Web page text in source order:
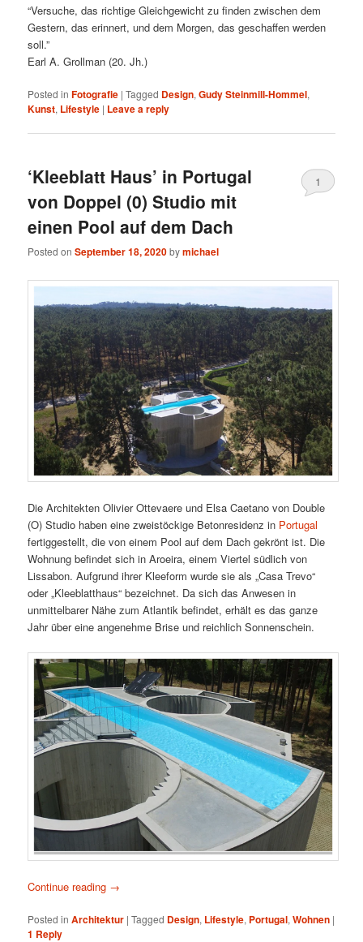
“Versuche, das richtige Gleichgewicht zu finden zwischen dem
Gestern, das erinnert, und dem Morgen, das geschaffen werden
soll.”
Earl A. Grollman (20. Jh.)
Posted in Fotografie |Tagged Design,Gudy Steinmill-Hommel,
Kunst, Lifestyle | Leave a reply
‘Kleeblatt Haus’ in Portugal
von Doppel (0) Studio mit
einen Pool auf dem Dach
Posted onSeptember 18, 2020bymichael
1
Die Architekten Olivier Ottevaere und Elsa Caetano von Double
(O) Studio haben eine zweistöckige Betonresidenz in Portugal
fertiggestellt, die von einem Pool auf dem Dach gekrönt ist. Die
Wohnung befindet sich in Aroeira, einem Viertel südlich von
Lissabon. Aufgrund ihrer Kleeform wurde sie als „Casa Trevo“
oder „Kleeblatthaus“ bezeichnet. Da sich das Anwesen in
unmittelbarer Nähe zum Atlantik befindet, erhält es das ganze
Jahr über eine angenehme Brise und reichlich Sonnenschein.
Continue reading →
Posted in Architektur |Tagged Design, Lifestyle, Portugal,Wohnen |
1 Reply